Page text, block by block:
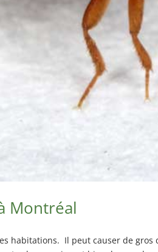
Montréal
habitations. Il peut causer de